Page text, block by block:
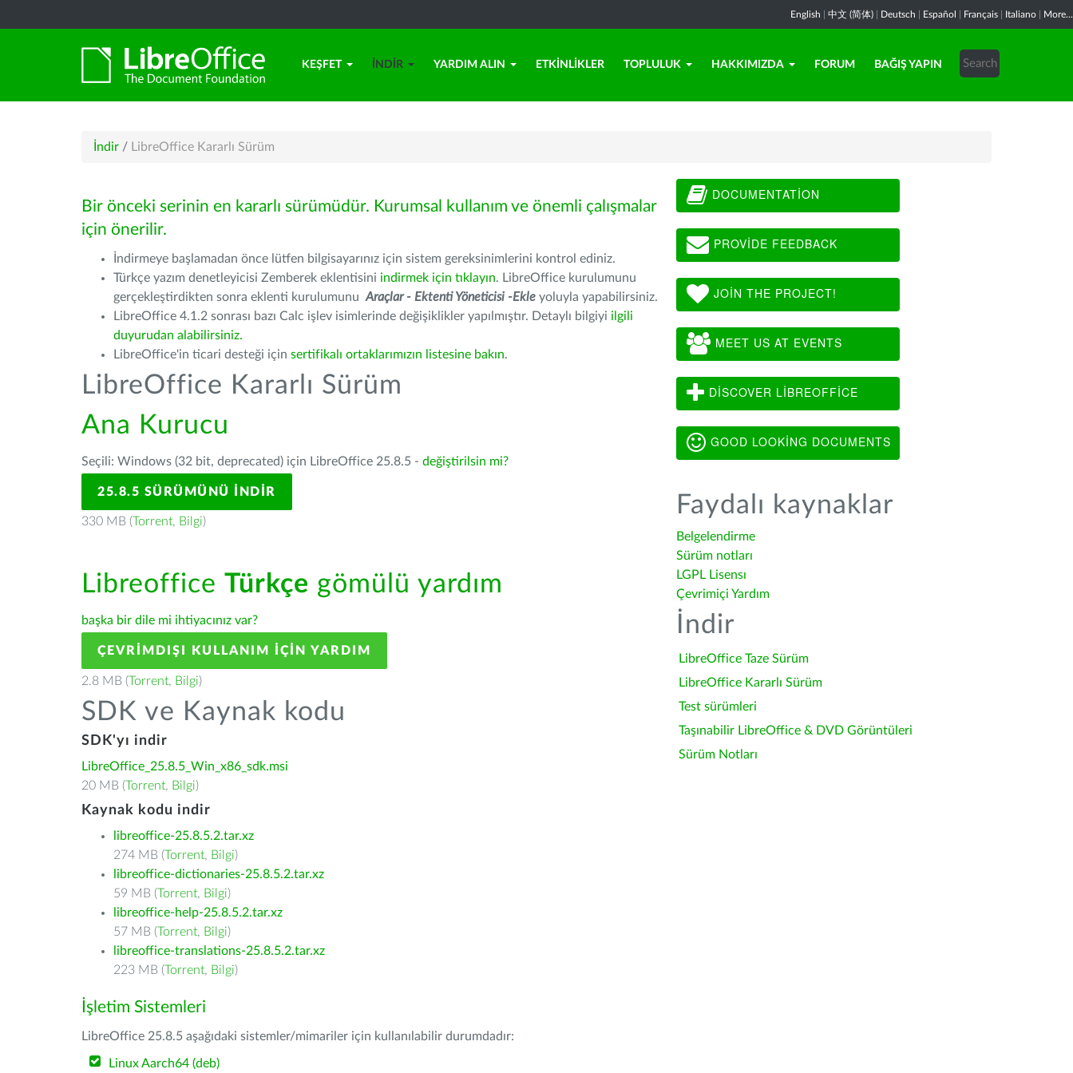
English 中文 (简体) Deutsch Español Français Italiano More...
KEŞFET İNDIR YARDIM ALIN ETKINLIKLER TOPLULUK HAKKIMIZDA FORUM BAĞIŞ YAPIN
İndir / LibreOffice Kararlı Sürüm
Bir önceki serinin en kararlı sürümüdür. Kurumsal kullanım ve önemli çalışmalar
için önerilir.
İndirmeye başlamadan önce lütfen bilgisayarınız için sistem gereksinimlerini kontrol ediniz.
Türkçe yazım denetleyicisi Zemberek eklentisini indirmek için tıklayın. LibreOffice kurulumunu
gerçekleştirdikten sonra eklenti kurulumunu Araçlar - Ektenti Yöneticisi -Ekle yoluyla yapabilirsiniz.
LibreOffice 4.1.2 sonrası bazı Calc işlev isimlerinde değişiklikler yapılmıştır. Detaylı bilgiyi ilgili
duyurudan alabilirsiniz.
LibreOffice'in ticari desteği için sertifikalı ortaklarımızın listesine bakın.
LibreOffice Kararlı Sürüm
Ana Kurucu
Seçili: Windows (32 bit, deprecated) için LibreOffice 25.8.5 - değiştirilsin mi?
25.8.5 SÜRÜMÜNÜ İNDIR
330 MB (Torrent, Bilgi)
Libreoffice Türkçe gömülü yardım
başka bir dile mi ihtiyacınız var?
ÇEVRIMDIŞI KULLANIM IÇIN YARDIM
2.8 MB (Torrent, Bilgi)
SDK ve Kaynak kodu
SDK'yı indir
LibreOffice_25.8.5_Win_x86_sdk.msi
20 MB (Torrent, Bilgi)
Kaynak kodu indir
libreoffice-25.8.5.2.tar.xz
274 MB (Torrent, Bilgi)
libreoffice-dictionaries-25.8.5.2.tar.xz
59 MB (Torrent, Bilgi)
libreoffice-help-25.8.5.2.tar.xz
57 MB (Torrent, Bilgi)
libreoffice-translations-25.8.5.2.tar.xz
223 MB (Torrent, Bilgi)
İşletim Sistemleri
LibreOffice 25.8.5 aşağıdaki sistemler/mimariler için kullanılabilir durumdadır:
Linux Aarch64 (deb)
DOCUMENTATION
PROVIDE FEEDBACK
JOIN THE PROJECT!
MEET US AT EVENTS
DISCOVER LIBREOFFICE
GOOD LOOKING DOCUMENTS
Faydalı kaynaklar
Belgelendirme
Sürüm notları
LGPL Lisensı
Çevrimiçi Yardım
İndir
LibreOffice Taze Sürüm
LibreOffice Kararlı Sürüm
Test sürümleri
Taşınabilir LibreOffice & DVD Görüntüleri
Sürüm Notları